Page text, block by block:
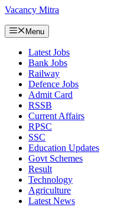
Vacancy Mitra
Menu
Latest Jobs
Bank Jobs
Railway
Defence Jobs
Admit Card
RSSB
Current Affairs
RPSC
SSC
Education Updates
Govt Schemes
Result
Technology
Agriculture
Latest News